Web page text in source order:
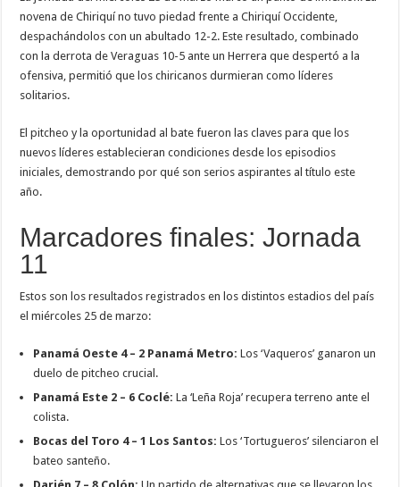
novena de Chiriquí no tuvo piedad frente a Chiriquí Occidente,
despachándolos con un abultado 12-2. Este resultado, combinado
con la derrota de Veraguas 10-5 ante un Herrera que despertó a la
ofensiva, permitió que los chiricanos durmieran como líderes
solitarios.
El pitcheo y la oportunidad al bate fueron las claves para que los
nuevos líderes establecieran condiciones desde los episodios
iniciales, demostrando por qué son serios aspirantes al título este
año.
Marcadores finales: Jornada
11
Estos son los resultados registrados en los distintos estadios del país
el miércoles 25 de marzo:
Panamá Oeste 4 – 2 Panamá Metro: Los ‘Vaqueros’ ganaron un
duelo de pitcheo crucial.
Panamá Este 2 – 6 Coclé: La ‘Leña Roja’ recupera terreno ante el
colista.
Bocas del Toro 4 – 1 Los Santos: Los ‘Tortugueros’ silenciaron el
bateo santeño.